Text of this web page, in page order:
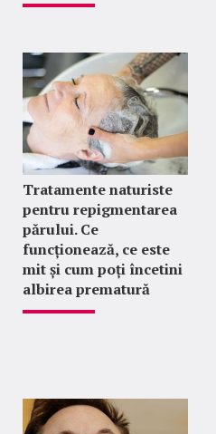
Tratamente naturiste
pentru repigmentarea
părului. Ce
funcționează, ce este
mit și cum poți încetini
albirea prematură